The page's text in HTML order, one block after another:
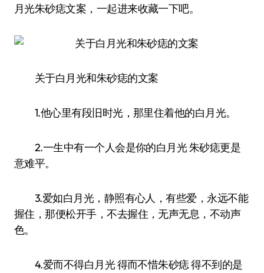
月光朱砂痣文案，一起进来收藏一下吧。
关于白月光和朱砂痣的文案
1.他心里有段旧时光，那里住着他的白月光。
2.一生中有一个人会是你的白月光 朱砂痣更是
意难平。
3.爱如白月光，静照有心人，有些爱，永远不能
握住，那便松开手，不去握住，无声无息，不动声
色。
4.爱而不得白月光 得而不惜朱砂痣 得不到的是